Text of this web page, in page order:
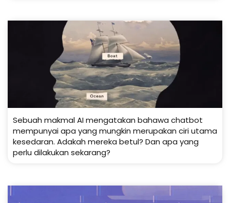
Sebuah makmal AI mengatakan bahawa chatbot
mempunyai apa yang mungkin merupakan ciri utama
kesedaran. Adakah mereka betul? Dan apa yang
perlu dilakukan sekarang?